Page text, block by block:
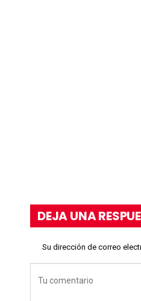
DEJA UNA
Su dirección de correo